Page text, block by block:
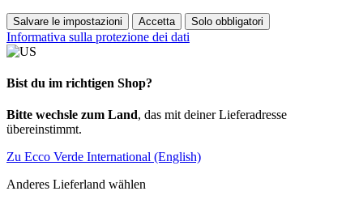
Salvare le impostazioni Accetta Solo obbligatori
Informativa sulla protezione dei dati
Bist du im richtigen Shop?
Bitte wechsle zum Land, das mit deiner Lieferadresse
übereinstimmt.
Zu Ecco Verde International (English)
Anderes Lieferland wählen